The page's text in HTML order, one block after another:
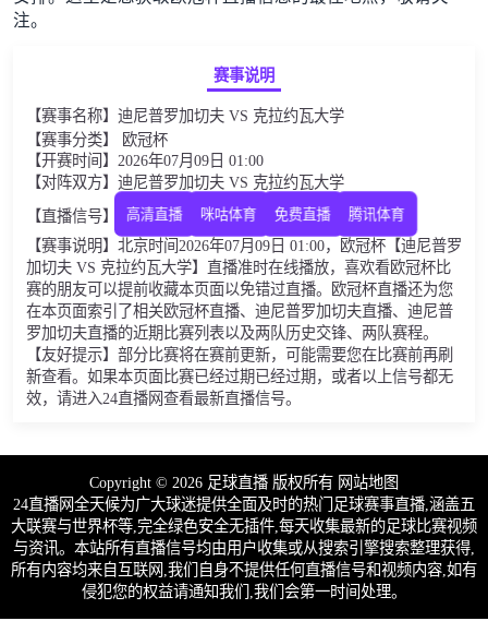
注。
赛事说明
【赛事名称】迪尼普罗加切夫 VS 克拉约瓦大学
【赛事分类】 欧冠杯
【开赛时间】2026年07月09日 01:00
【对阵双方】迪尼普罗加切夫 VS 克拉约瓦大学
【直播信号】
高清直播 咪咕体育 免费直播 腾讯体育
【赛事说明】北京时间2026年07月09日 01:00，欧冠杯【迪尼普罗
加切夫 VS 克拉约瓦大学】直播准时在线播放，喜欢看欧冠杯比
赛的朋友可以提前收藏本页面以免错过直播。欧冠杯直播还为您
在本页面索引了相关欧冠杯直播、迪尼普罗加切夫直播、迪尼普
罗加切夫直播的近期比赛列表以及两队历史交锋、两队赛程。
【友好提示】部分比赛将在赛前更新，可能需要您在比赛前再刷
新查看。如果本页面比赛已经过期已经过期，或者以上信号都无
效，请进入24直播网查看最新直播信号。
Copyright © 2026 足球直播 版权所有 网站地图
24直播网全天候为广大球迷提供全面及时的热门足球赛事直播,涵盖五
大联赛与世界杯等,完全绿色安全无插件,每天收集最新的足球比赛视频
与资讯。本站所有直播信号均由用户收集或从搜索引擎搜索整理获得,
所有内容均来自互联网,我们自身不提供任何直播信号和视频内容,如有
侵犯您的权益请通知我们,我们会第一时间处理。